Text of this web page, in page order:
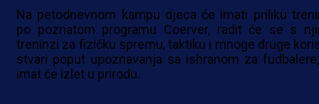
Na petodnevnom kampu djeca će imati priliku
po poznatom programu Coerver, radit će se s
treninzi za fizičku spremu, taktiku i mnoge druge
stvari poput upoznavanja sa ishranom za
imat će izlet u prirodu.